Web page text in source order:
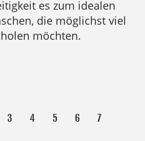
es zum idealen
die möglichst viel
möchten.
3 4 5 6
7